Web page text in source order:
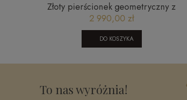
Złoty pierścionek z brylantem
KR55402W11 0,09 CT
2 350,00 zł
DO KOSZYKA
To nas wyróżnia!